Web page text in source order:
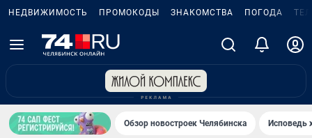
НЕДВИЖИМОСТЬ ПРОМОКОДЫ ЗНАКОМСТВА ПОГОДА
Обзор новостроек Челябинска Исповедь